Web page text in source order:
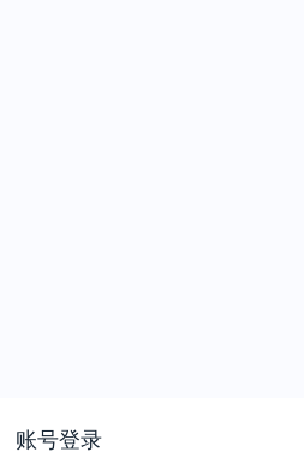
账号登录